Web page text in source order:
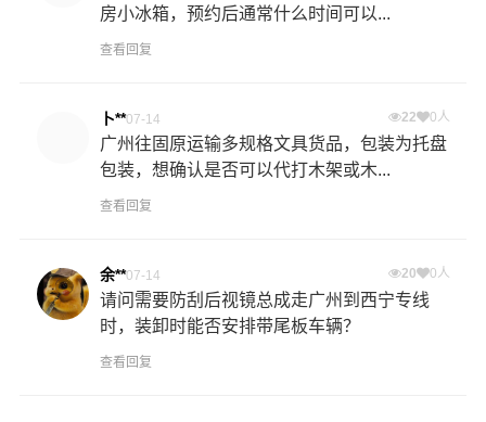
房小冰箱，预约后通常什么时间可以...
查看回复
卜**07-14 22 0人
广州往固原运输多规格文具货品，包装为托盘
包装，想确认是否可以代打木架或木...
查看回复
余**07-14 20 0人
请问需要防刮后视镜总成走广州到西宁专线
时，装卸时能否安排带尾板车辆？
查看回复